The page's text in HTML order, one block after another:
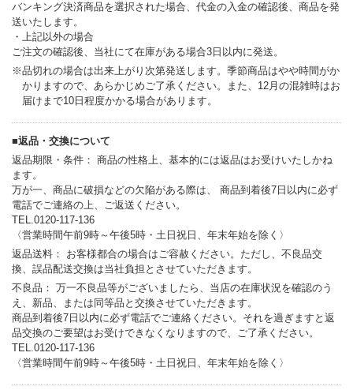
バンキング決済商品を選択された場合、代金の入金の確認後、商品を発
送いたします。
・上記以外の場合
ご注文の確認後、当社にて在庫がある場合3日以内に発送。
※品切れの場合は出来上がり次第発送します。季節商品はやや時間がか
かりますので、あらかじめご了承ください。また、12月の混雑時はお
届けまで10日程度かかる場合があります。
■返品・交換について
返品期限・条件： 商品の性格上、基本的には返品はお受けいたしかね
ます。
万が一、商品に破損などの欠陥がある際は、 商品到着後7日以内に必ず
電話でご連絡の上、ご返送ください。
TEL.0120-117-136
〈営業時間午前9時～午後5時・土日祝日、年末年始を除く〉
返品送料： お客様都合の場合はご容赦ください。ただし、不良品交
換、誤品配送交換は当社負担とさせていただきます。
不良品： 万一不良品等がございましたら、当店の在庫状況を確認のう
え、新品、または同等品と交換させていただきます。
商品到着後7日以内に必ず電話でご連絡ください。それを過ぎますと返
品交換のご要望はお受けできなくなりますので、ご了承ください。
TEL.0120-117-136
〈営業時間午前9時～午後5時・土日祝日、年末年始を除く〉